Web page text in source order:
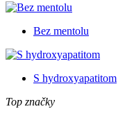
Bez mentolu
S hydroxyapatitom
Top značky